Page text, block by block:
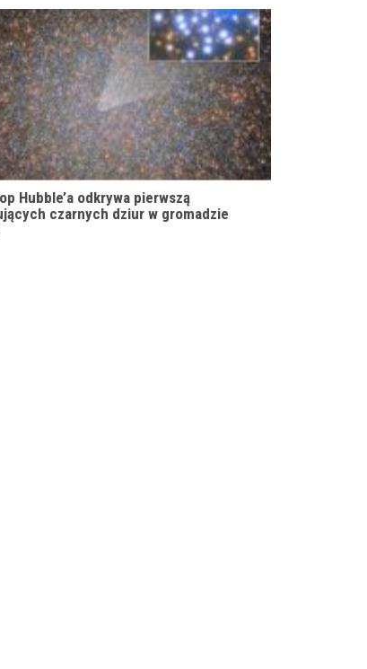
Hubble’a odkrywa pierwszą
czarnych dziur w gromadzie